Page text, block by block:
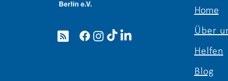
Girls’ & Boys’ Day 2026: Ein
voller Erfolg für die
Berufsorientierung in Berlin
Home
Über
Helfen
Blog